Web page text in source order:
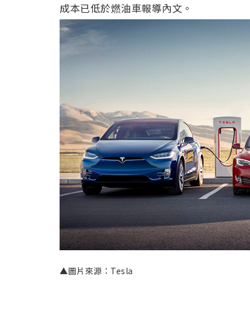
成本已低於燃油車報導內文。
▲圖片來源：Tesla